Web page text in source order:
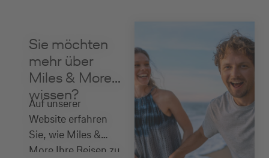
Sie möchten
mehr über
Miles & More
wissen?
Auf unserer
Website erfahren
Sie, wie Miles &
More Ihre Reisen zu